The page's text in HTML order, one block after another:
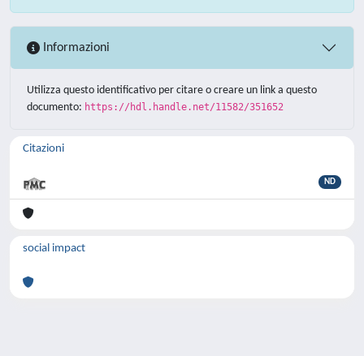
Informazioni
Utilizza questo identificativo per citare o creare un link a questo
documento: https://hdl.handle.net/11582/351652
Citazioni
ND
social impact